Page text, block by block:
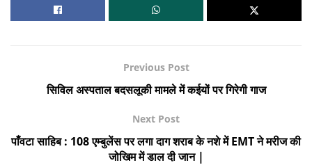
Previous Post
सिविल अस्पताल बदसलूकी मामले में कईयों पर गिरेगी गाज
Next Post
पाँवटा साहिब : 108 एम्बुलेंस पर लगा दाग शराब के नशे में EMT ने मरीज की
जोखिम में डाल दी जान |